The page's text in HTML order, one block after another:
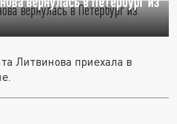
Литвинова приехала в